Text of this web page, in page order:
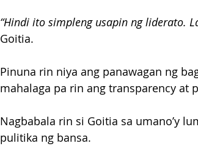
“Hindi ito simpleng usapin ng liderato.
Goitia.
Pinuna rin niya ang panawagan ng
mahalaga pa rin ang transparency at
Nagbabala rin si Goitia sa umano’y
pulitika ng bansa.